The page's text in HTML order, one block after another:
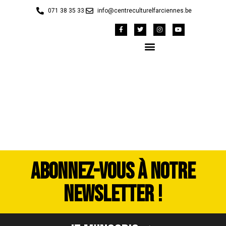
071 38 35 33 info@centreculturelfarciennes.be
ABONNEZ-VOUS À NOTRE
NEWSLETTER !